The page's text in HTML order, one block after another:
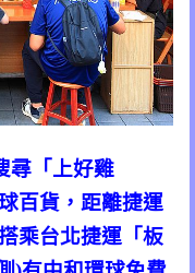
尋「上好雞
百貨，距離捷運
乘台北捷運「板